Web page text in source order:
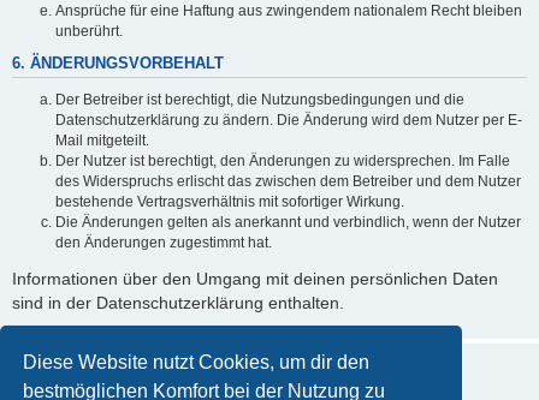
Diese Website nutzt Cookies, um dir den
bestmöglichen Komfort bei der Nutzung zu
Ansprüche für eine Haftung aus zwingendem nationalem Recht bleiben
unberührt.
6. ÄNDERUNGSVORBEHALT
Der Betreiber ist berechtigt, die Nutzungsbedingungen und die
Datenschutzerklärung zu ändern. Die Änderung wird dem Nutzer per E-
Mail mitgeteilt.
Der Nutzer ist berechtigt, den Änderungen zu widersprechen. Im Falle
des Widerspruchs erlischt das zwischen dem Betreiber und dem Nutzer
bestehende Vertragsverhältnis mit sofortiger Wirkung.
Die Änderungen gelten als anerkannt und verbindlich, wenn der Nutzer
den Änderungen zugestimmt hat.
Informationen über den Umgang mit deinen persönlichen Daten
sind in der Datenschutzerklärung enthalten.